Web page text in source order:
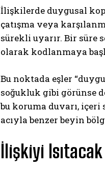
İlişkilerde duygusal
çatışma veya
sürekli uyarır. Bir süre
olarak kodlanmaya
Bu noktada eşler
soğukluk gibi görünse
bu koruma duvarı,
acıyla benzer beyin
İlişkiyi